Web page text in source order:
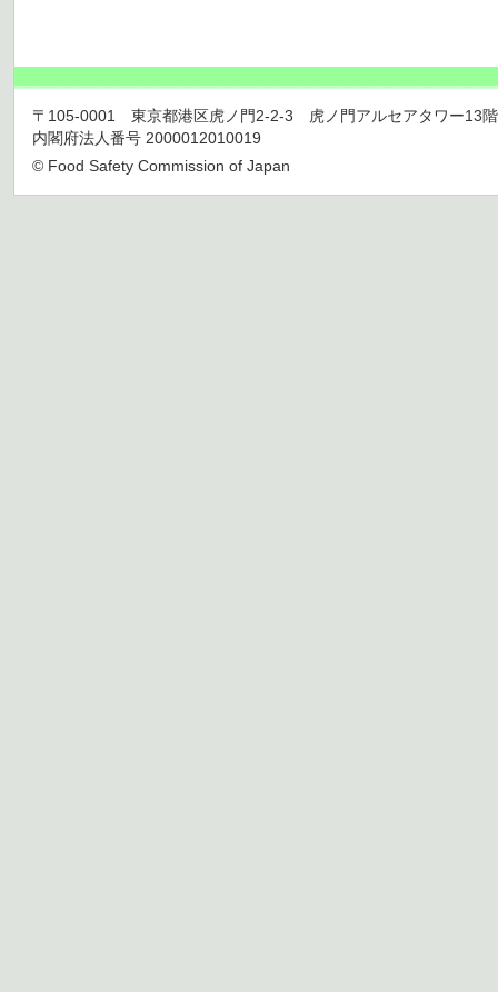
〒105-0001 東京都港区虎ノ門2-2-3 虎ノ門アルセアタワー13
内閣府法人番号 2000012010019
© Food Safety Commission of Japan